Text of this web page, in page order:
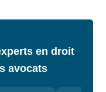
en droit
avocats